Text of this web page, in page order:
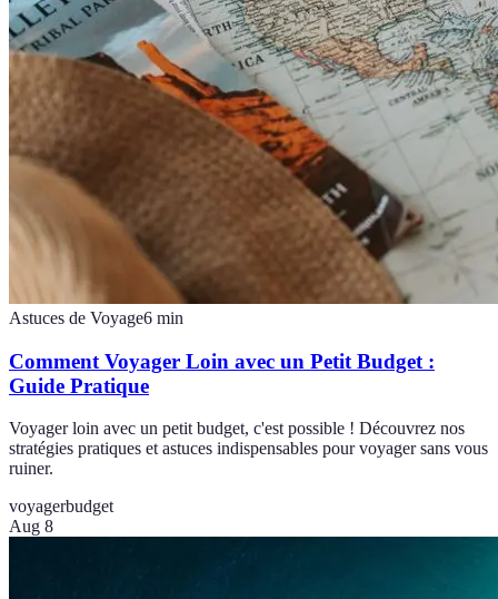
Astuces de Voyage6 min
Comment Voyager Loin avec un Petit Budget :
Guide Pratique
Voyager loin avec un petit budget, c'est possible ! Découvrez nos
stratégies pratiques et astuces indispensables pour voyager sans vous
ruiner.
voyagerbudget
Aug 8